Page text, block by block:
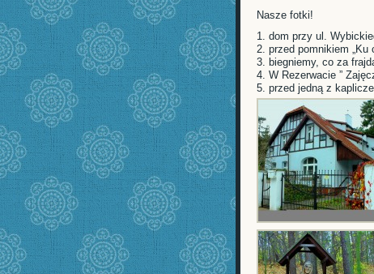
Nasze fotki!
1. dom przy ul.
2. przed pomnikiem
3. biegniemy, co za
4. W Rezerwacie ”
5. przed jedną z